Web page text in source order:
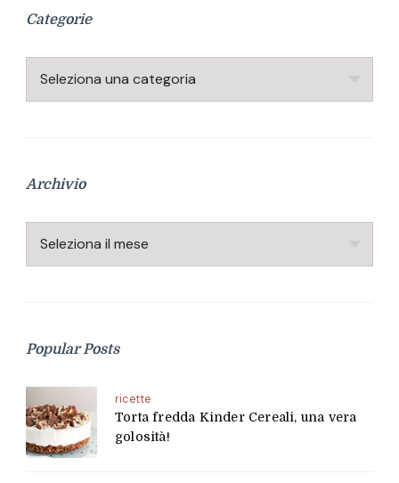
Categorie
Categorie
Archivio
Archivio
Popular Posts
ricette
Torta fredda Kinder Cereali, una vera
golosità!